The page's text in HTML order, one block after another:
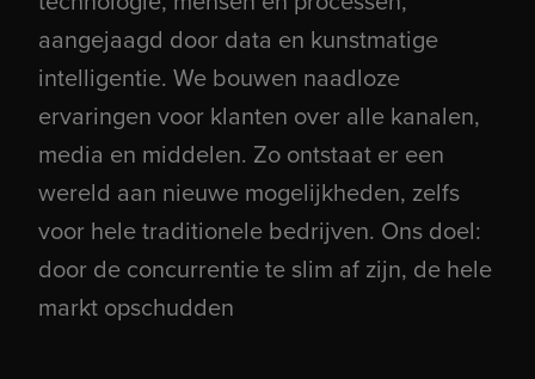
aangejaagd door data en kunstmatige
intelligentie. We bouwen naadloze
ervaringen voor klanten over alle kanalen,
media en middelen. Zo ontstaat er een
wereld aan nieuwe mogelijkheden, zelfs
voor hele traditionele bedrijven. Ons doel:
door de concurrentie te slim af zijn, de hele
markt opschudden